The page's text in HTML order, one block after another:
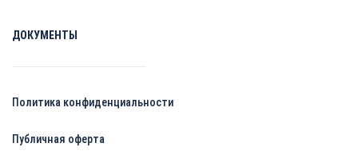
ДОКУМЕНТЫ
Политика конфиденциальности
Публичная оферта